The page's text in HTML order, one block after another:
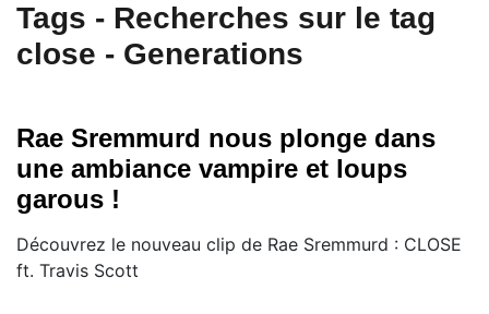
Tags - Recherches sur le tag
close - Generations
Rae Sremmurd nous plonge dans
une ambiance vampire et loups
garous !
Découvrez le nouveau clip de Rae Sremmurd : CLOSE
ft. Travis Scott